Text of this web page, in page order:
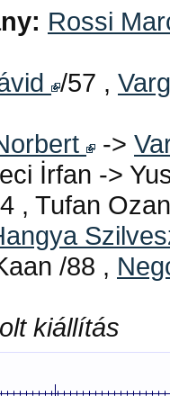
Rossi
/57 ,
->
İrfan ->
, Tufan
/88 ,
kiállítás